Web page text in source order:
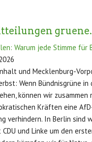
Warum jede Stimme für
und Mecklenburg-
Wenn Bündnisgrüne in
können wir zusammen
Kräften eine
verhindern. In Berlin sind
und Linke um den